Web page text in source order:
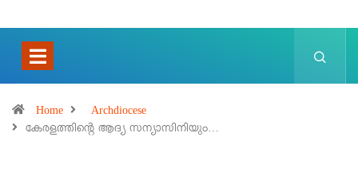
Home
Archdiocese
കേരളത്തിൻ്റെ ആദ്യ സന്യാസിനിയും…